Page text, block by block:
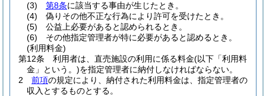
(3)
第8条に該当する事由が生じたとき。
(4)
偽りその他不正な行為により許可を受けたとき。
(5)
公益上必要があると認められるとき。
(6)
その他指定管理者が特に必要があると認めるとき。
(利用料金)
第12条
利用者は、直売施設の利用に係る料金(以下「利用料
金」という。)を指定管理者に納付しなければならない。
2
前項の規定により、納付された利用料金は、指定管理者の
収入とするものとする。